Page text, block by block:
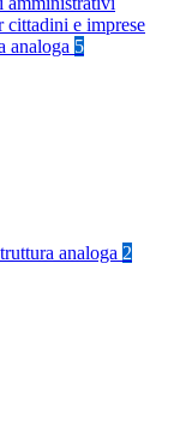
e imprese
analoga 5
analoga 2